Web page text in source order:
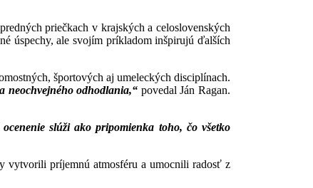
priečkach v krajských a celoslovenských
úspechy, ale svojím príkladom inšpirujú ďalších
športových aj umeleckých disciplínach.
neochvejného odhodlania,“ povedal Ján Ragan.
slúži ako pripomienka toho, čo všetko
vytvorili príjemnú atmosféru a umocnili radosť z